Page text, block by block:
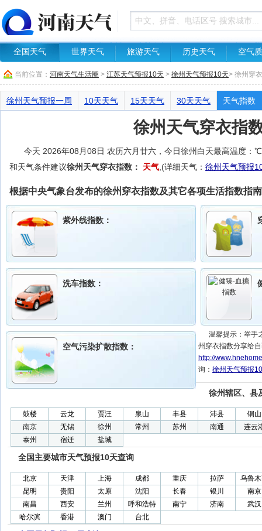
全国天气 世界天气 旅游天气 历史天气 空气
当前位置： 河南天气生活圈 > 江苏天气预报10天 > 徐州天气预报10天> 徐州穿
徐州天气预报一周 10天天气 15天天气 30天天气 天气指数
徐州天气穿衣指
今天 2026年08月08日 农历六月廿六，今日徐州白天最高温度
和天气条件建议徐州天气穿衣指数： 天气 ,(详细天气： 徐州天气预报
根据中央气象台发布的徐州穿衣指数及其它各项生活指数指
紫外线指数：
洗车指数：
空气污染扩散指数：
温馨提示：举手
州穿衣指数分享给
http://
询： 徐州天气预报
徐州辖区、县
鼓楼 云龙 贾汪 泉山 丰县 沛县
铜山
南京
无锡 徐州 常州 苏州 南通
连云
泰州
宿迁 盐城
全国主要城市天气预报10天查询
北京 天津 上海 成都 重庆 拉萨
乌鲁
昆明
贵阳 太原 沈阳 长春 银川
南京
南昌
西安 兰州 呼和浩特 南宁 济南
武汉
哈尔滨
香港 澳门 台北